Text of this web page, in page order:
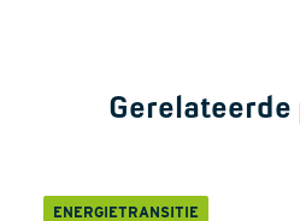
ENERGIETRANSITIE